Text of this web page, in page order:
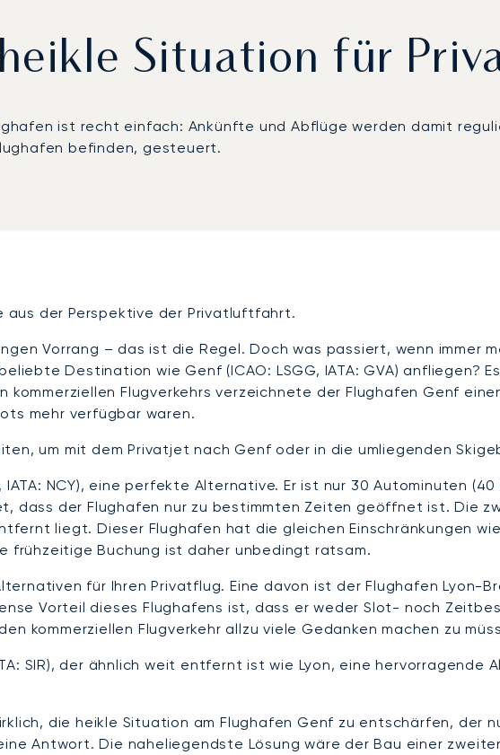
Situation für
ist recht einfach: Ankünfte und Abflüge werden damit
befinden, gesteuert.
aus der Perspektive der Privatluftfahrt.
Vorrang – das ist die Regel. Doch was passiert, wenn immer
Destination wie Genf (ICAO: LSGG, IATA: GVA) anfliegen?
kommerziellen Flugverkehrs verzeichnete der Flughafen Genf
mehr verfügbar waren.
um mit dem Privatjet nach Genf oder in die umliegenden
IATA: NCY), eine perfekte Alternative. Er ist nur 30 Autominuten
dass der Flughafen nur zu bestimmten Zeiten geöffnet ist. Die
liegt. Dieser Flughafen hat die gleichen Einschränkungen
frühzeitige Buchung ist daher unbedingt ratsam.
für Ihren Privatflug. Eine davon ist der Flughafen Lyon-Bron
Vorteil dieses Flughafens ist, dass er weder Slot- noch
kommerziellen Flugverkehr allzu viele Gedanken machen zu
SIR), der ähnlich weit entfernt ist wie Lyon, eine
die heikle Situation am Flughafen Genf zu entschärfen, der
Antwort. Die naheliegendste Lösung wäre der Bau einer